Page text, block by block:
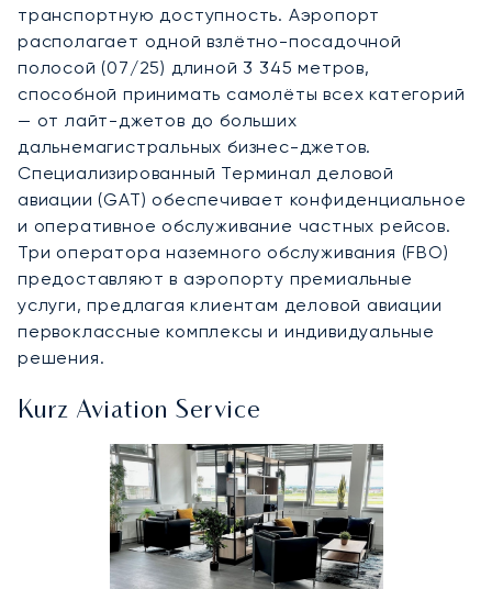
транспортную доступность. Аэропорт
располагает одной взлётно-посадочной
полосой (07/25) длиной 3 345 метров,
способной принимать самолёты всех категорий
— от лайт-джетов до больших
дальнемагистральных бизнес-джетов.
Специализированный Терминал деловой
авиации (GAT) обеспечивает конфиденциальное
и оперативное обслуживание частных рейсов.
Три оператора наземного обслуживания (FBO)
предоставляют в аэропорту премиальные
услуги, предлагая клиентам деловой авиации
первоклассные комплексы и индивидуальные
решения.
Kurz Aviation Service